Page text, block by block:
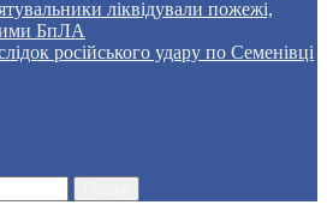
ліквідували пожежі,
БпЛА
російського удару по Семенівці